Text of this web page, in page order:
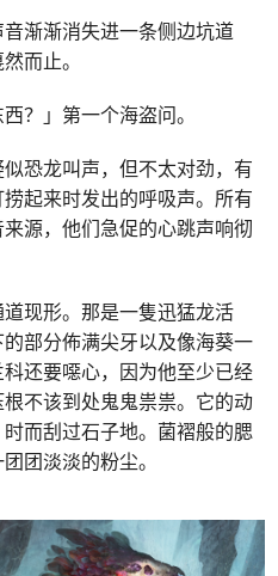
渐渐消失进一条侧边坑道
而止。
？」第一个海盗问。
恐龙叫声，但不太对劲，有
起来时发出的呼吸声。所有
源，他们急促的心跳声响彻
现形。那是一隻迅猛龙活
部分佈满尖牙以及像海葵一
还要噁心，因为他至少已经
不该到处鬼鬼祟祟。它的动
而刮过石子地。菌褶般的腮
团淡淡的粉尘。